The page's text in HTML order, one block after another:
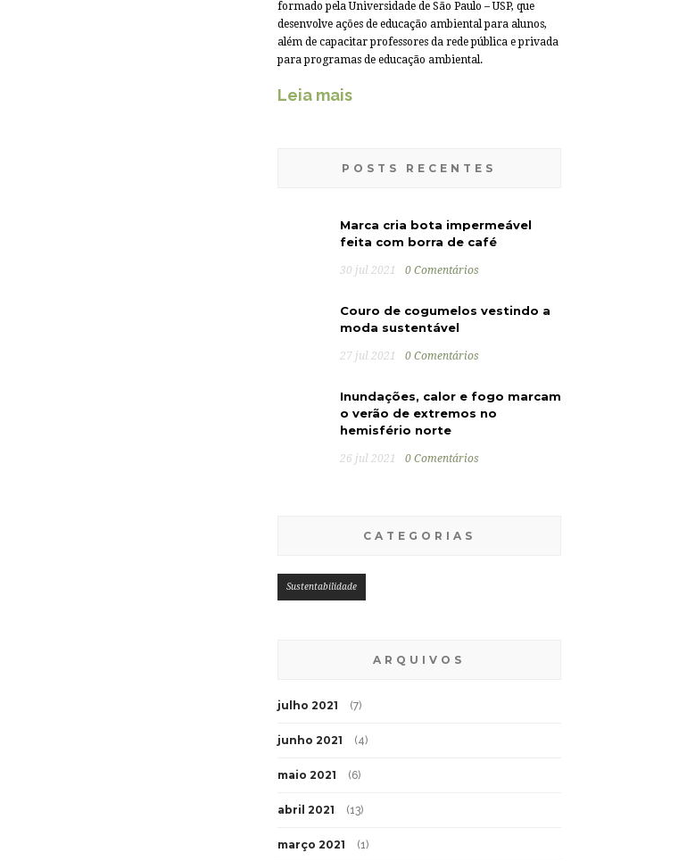
formado pela Universidade de São Paulo – USP, que
desenvolve ações de educação ambiental para alunos,
além de capacitar professores da rede pública e privada
para programas de educação ambiental.
Leia mais
POSTS RECENTES
Marca cria bota impermeável
feita com borra de café
30 jul 2021 0 Comentários
Couro de cogumelos vestindo a
moda sustentável
27 jul 2021 0 Comentários
Inundações, calor e fogo marcam
o verão de extremos no
hemisfério norte
26 jul 2021 0 Comentários
CATEGORIAS
Sustentabilidade
ARQUIVOS
julho 2021 (7)
junho 2021 (4)
maio 2021 (6)
abril 2021 (13)
março 2021 (1)